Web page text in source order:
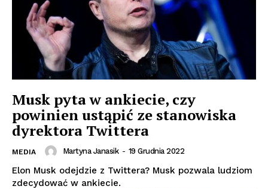
Musk pyta w ankiecie, czy
powinien ustąpić ze stanowiska
dyrektora Twittera
MEDIA Martyna Janasik - 19 Grudnia 2022
Elon Musk odejdzie z Twittera? Musk pozwala ludziom
zdecydować w ankiecie.